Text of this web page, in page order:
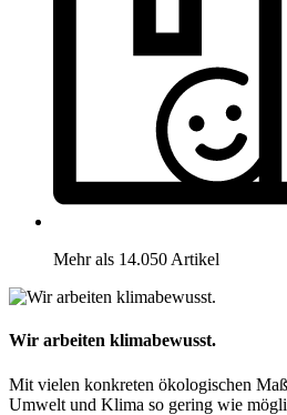
Mehr als 14.050 Artikel
Wir arbeiten klimabewusst.
Mit vielen konkreten ökologischen
Umwelt und Klima so gering wie